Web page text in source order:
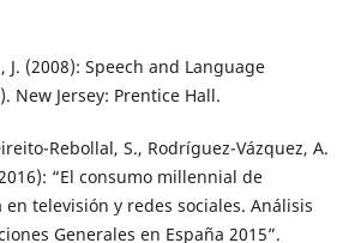
J. (2008): Speech and Language
New Jersey: Prentice Hall.
Rebollal, S., Rodríguez-Vázquez, A.
“El consumo millennial de
televisión y redes sociales. Análisis
Generales en España 2015”.